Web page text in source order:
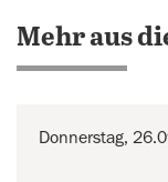
Mehr aus
Donnerstag,